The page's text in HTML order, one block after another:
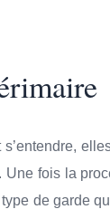
Une fois la
de garde